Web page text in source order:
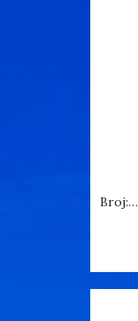
Broj:…